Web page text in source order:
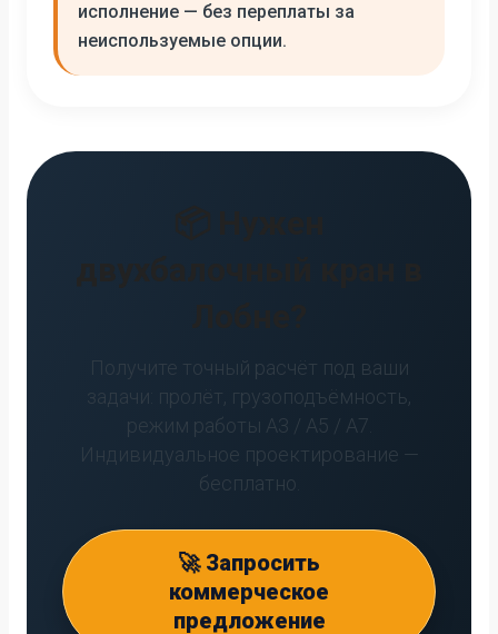
исполнение — без переплаты за
неиспользуемые опции.
Получите точный расчёт под ваши
задачи: пролёт, грузоподъёмность,
режим работы А3 / А5 / А7.
Индивидуальное проектирование —
бесплатно.
🚀 Запросить
коммерческое
предложение